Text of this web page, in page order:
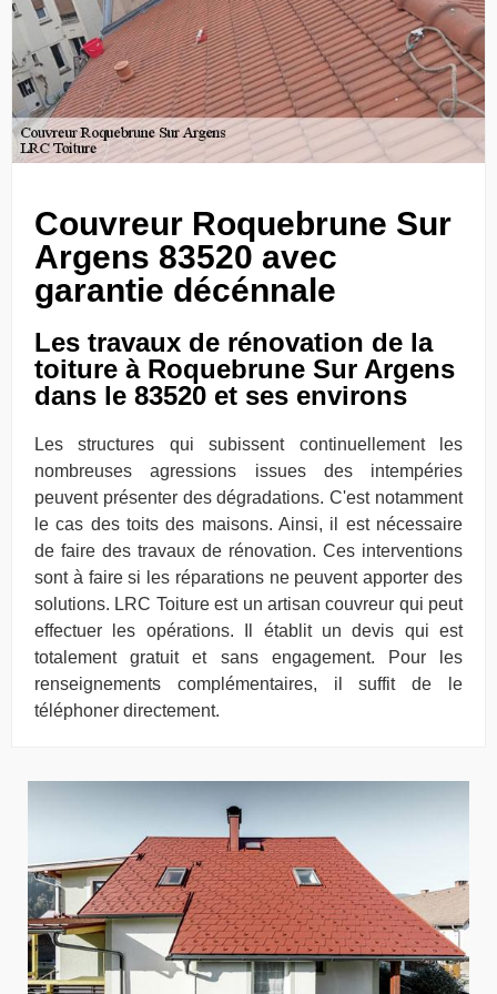
Couvreur Roquebrune Sur
Argens 83520 avec
garantie décénnale
Les travaux de rénovation de la
toiture à Roquebrune Sur Argens
dans le 83520 et ses environs
Les structures qui subissent continuellement les
nombreuses agressions issues des intempéries
peuvent présenter des dégradations. C'est notamment
le cas des toits des maisons. Ainsi, il est nécessaire
de faire des travaux de rénovation. Ces interventions
sont à faire si les réparations ne peuvent apporter des
solutions. LRC Toiture est un artisan couvreur qui peut
effectuer les opérations. Il établit un devis qui est
totalement gratuit et sans engagement. Pour les
renseignements complémentaires, il suffit de le
téléphoner directement.